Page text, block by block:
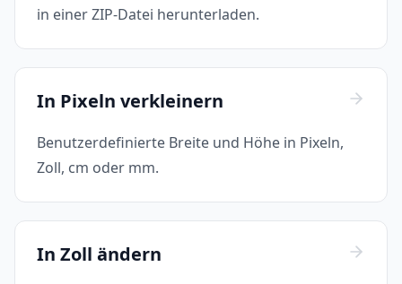
in einer ZIP-Datei herunterladen.
In Pixeln verkleinern
Benutzerdefinierte Breite und Höhe in Pixeln,
Zoll, cm oder mm.
In Zoll ändern